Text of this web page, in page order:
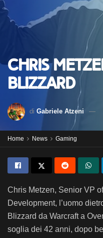
Chris
Blizzard
di Gabriele Atzeni
Home News Gaming
Chris Metzen, Senior VP
Development, l’uomo
Blizzard da Warcraft a
soglia dei 42 anni, dopo